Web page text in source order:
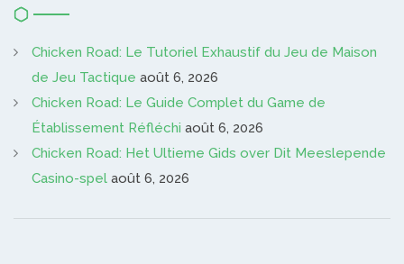
Chicken Road: Le Tutoriel Exhaustif du Jeu de Maison
de Jeu Tactique août 6, 2026
Chicken Road: Le Guide Complet du Game de
Établissement Réfléchi août 6, 2026
Chicken Road: Het Ultieme Gids over Dit Meeslepende
Casino-spel août 6, 2026